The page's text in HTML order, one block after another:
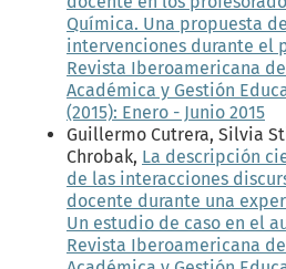
Química. Una propuesta
intervenciones durante el
Revista Iberoamericana
Académica y Gestión
(2015): Enero - Junio 2015
Guillermo Cutrera, Silvia
Chrobak, La descripción
de las interacciones
docente durante una
Un estudio de caso en el
Revista Iberoamericana